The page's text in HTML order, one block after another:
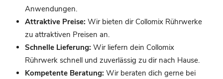
Anwendungen.
Attraktive Preise: Wir bieten dir Collomix Rührwerke
zu attraktiven Preisen an.
Schnelle Lieferung: Wir liefern dein Collomix
Rührwerk schnell und zuverlässig zu dir nach Hause.
Kompetente Beratung: Wir beraten dich gerne bei